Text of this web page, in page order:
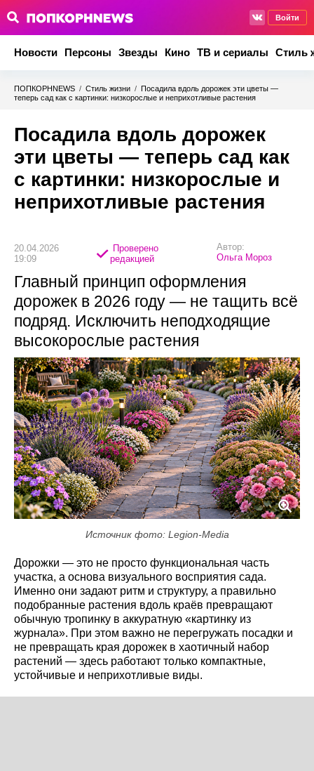
Войти
Новости Персоны Звезды Кино ТВ и сериалы Стиль
ПОПКОРНNEWS / Стиль жизни / Посадила вдоль дорожек эти цветы —
теперь сад как с картинки: низкорослые и неприхотливые растения
Посадила вдоль дорожек
эти цветы — теперь сад как
с картинки: низкорослые и
неприхотливые растения
20.04.2026
19:09
Проверено
редакцией
Автор:
Ольга Мороз
Главный принцип оформления
дорожек в 2026 году — не тащить всё
подряд. Исключить неподходящие
высокорослые растения
Источник фото: Legion-Media
Дорожки — это не просто функциональная часть
участка, а основа визуального восприятия сада.
Именно они задают ритм и структуру, а правильно
подобранные растения вдоль краёв превращают
обычную тропинку в аккуратную «картинку из
журнала». При этом важно не перегружать посадки и
не превращать края дорожек в хаотичный набор
растений — здесь работают только компактные,
устойчивые и неприхотливые виды.